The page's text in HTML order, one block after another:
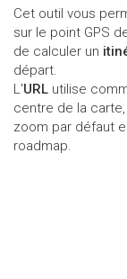
Cet outil vous
sur le point GPS
de calculer un
départ.
L'URL utilise
centre de la
zoom par défaut
roadmap.